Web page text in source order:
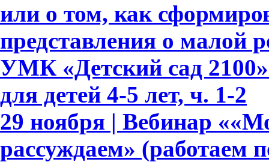
или о том, как
представления о малой
УМК «Детский сад
для детей 4-5 лет, ч. 1-2
29 ноября | Вебинар
рассуждаем» (работаем